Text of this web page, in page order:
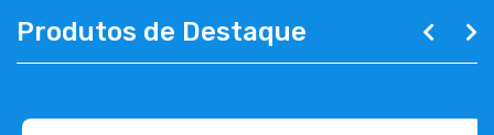
Produtos de Destaque